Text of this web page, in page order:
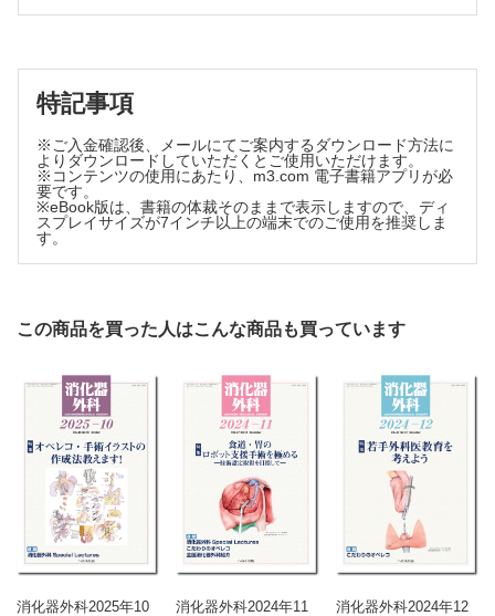
手術支援ロボットhinotoriTMの特徴・魅力・期待
名古屋市立大学大学院医学研究科消化器外科学 早川 俊
輔他
特記事項
※ご入金確認後、メールにてご案内するダウンロード方法に
よりダウンロードしていただくとご使用いただけます。
※コンテンツの使用にあたり、m3.com 電子書籍アプリが必
要です。
※eBook版は、書籍の体裁そのままで表示しますので、ディ
スプレイサイズが7インチ以上の端末でのご使用を推奨しま
す。
この商品を買った人はこんな商品も買っています
消化器外科2025年10
消化器外科2024年11
消化器外科2024年12